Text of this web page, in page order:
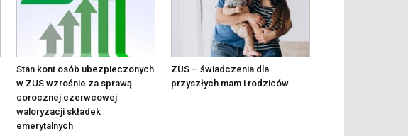
Stan kont osób ubezpieczonych
w ZUS wzrośnie za sprawą
corocznej czerwcowej
waloryzacji składek
emerytalnych
ZUS – świadczenia dla
przyszłych mam i rodziców